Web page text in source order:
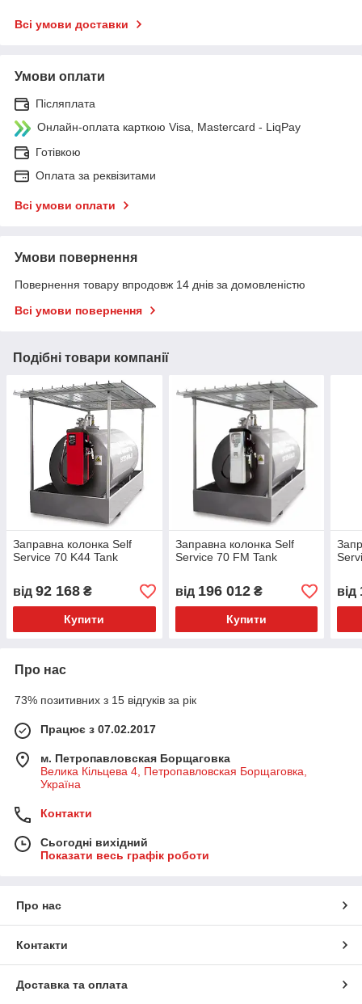
Всі умови доставки
Умови оплати
Післяплата
Онлайн-оплата карткою Visa, Mastercard - LiqPay
Готівкою
Оплата за реквізитами
Всі умови оплати
Умови повернення
Повернення товару впродовж 14 днів за домовленістю
Всі умови повернення
Подібні товари компанії
Заправна колонка Self
Service 70 K44 Tank
від 92 168 ₴
Купити
Заправна колонка Self
Service 70 FM Tank
від 196 012₴
Купити
від
Про нас
73% позитивних з 15 відгуків за рік
Працює з 07.02.2017
м. Петропавловская Борщаговка
Велика Кільцева 4, Петропавловская Борщаговка,
Україна
Контакти
Сьогодні вихідний
Показати весь графік роботи
Про нас
Контакти
Доставка та оплата